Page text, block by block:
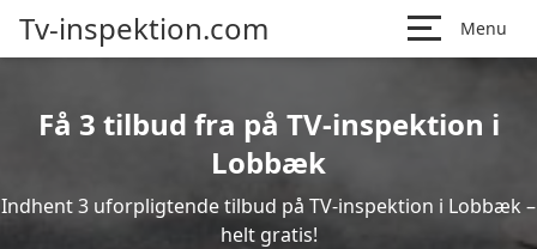
Tv-inspektion.com Menu
Få 3 tilbud fra på TV-inspektion i
Lobbæk
Indhent 3 uforpligtende tilbud på TV-inspektion i Lobbæk –
helt gratis!